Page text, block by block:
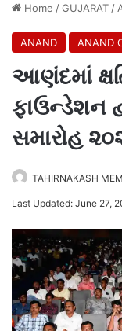
Home /GUJARAT /
ANAND ANAND
આણંદમાં
ફાઉન્ડેશન
સમારોહ
TAHIRNAKASH
Last Updated: June 27,